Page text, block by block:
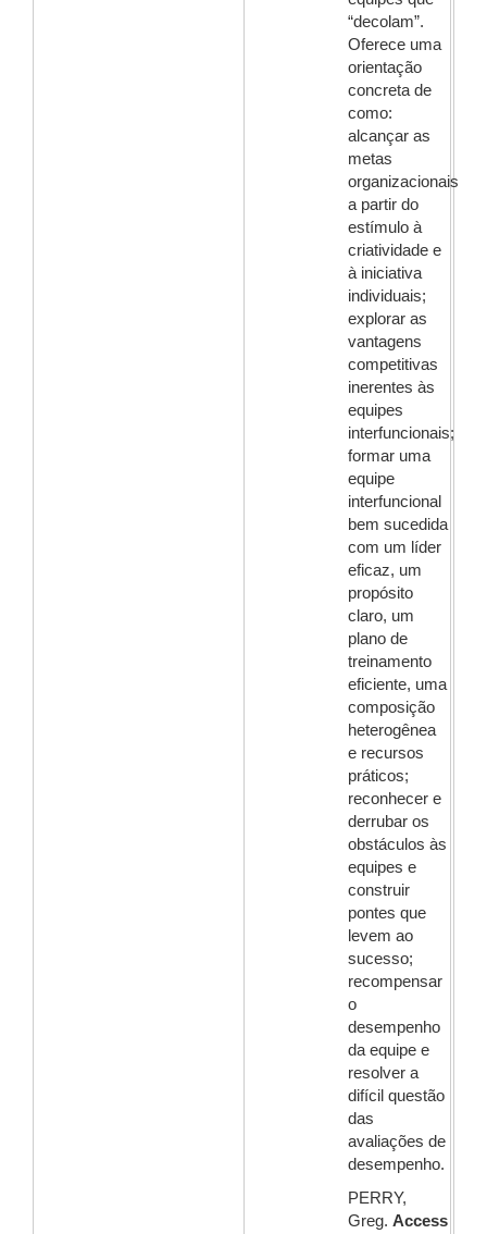
“decolam”.
Oferece uma
orientação
concreta de
como:
alcançar as
metas
organizacionais
a partir do
estímulo à
criatividade e
à iniciativa
individuais;
explorar as
vantagens
competitivas
inerentes às
equipes
interfuncionais;
formar uma
equipe
interfuncional
bem sucedida
com um líder
eficaz, um
propósito
claro, um
plano de
treinamento
eficiente, uma
composição
heterogênea
e recursos
práticos;
reconhecer e
derrubar os
obstáculos às
equipes e
construir
pontes que
levem ao
sucesso;
recompensar
o
desempenho
da equipe e
resolver a
difícil questão
das
avaliações de
desempenho.
PERRY,
Greg. Access